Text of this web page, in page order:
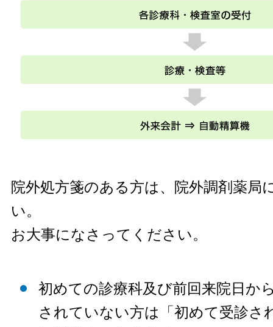
院外処方箋のある方は、院外調剤薬局
い。
お大事になさってください。
初めての診療科及び前回来院日か
されていない方は「初めて受診さ